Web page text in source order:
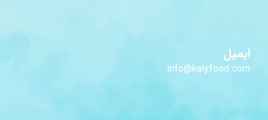
ایمیل
info@kalyfood.com